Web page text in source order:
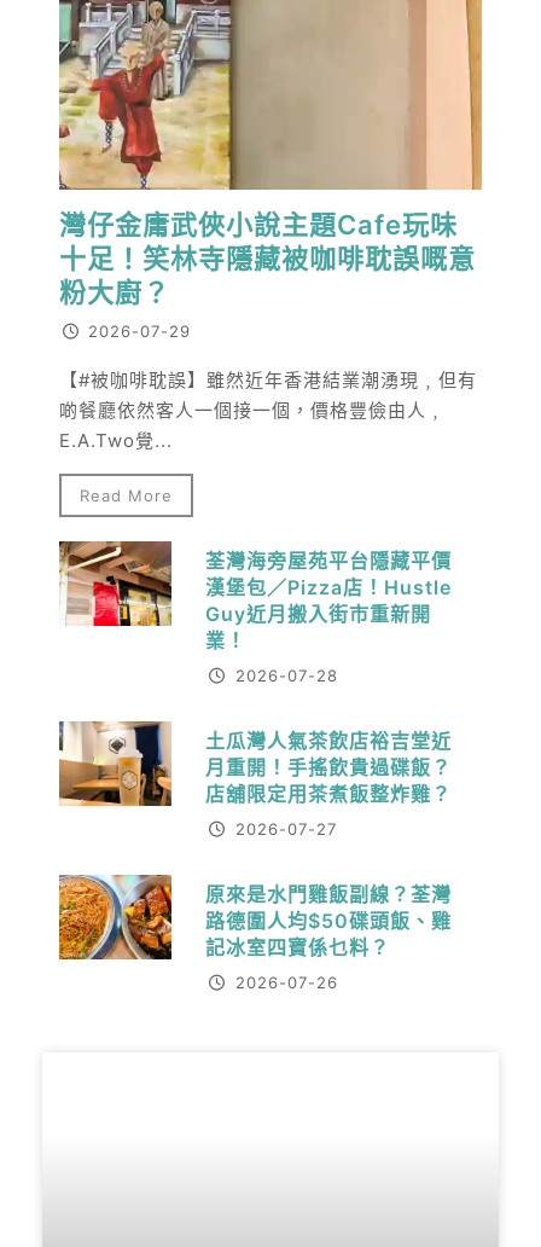
灣仔金庸武俠小說主題Cafe玩味
十足！笑林寺隱藏被咖啡耽誤嘅意
粉大廚？
2026-07-29
【#被咖啡耽誤】雖然近年香港結業潮湧現﹐但有
啲餐廳依然客人一個接一個，價格豐儉由人﹐
E.A.Two覺...
Read More
荃灣海旁屋苑平台隱藏平價
漢堡包／Pizza店！Hustle
Guy近月搬入街市重新開
業！
2026-07-28
土瓜灣人氣茶飲店裕吉堂近
月重開！手搖飲貴過碟飯？
店舖限定用茶煮飯整炸雞？
2026-07-27
原來是水門雞飯副線？荃灣
路德圍人均$50碟頭飯、雞
記冰室四寶係乜料？
2026-07-26